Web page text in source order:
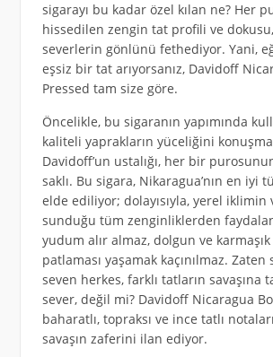
sigarayı bu kadar özel kılan ne? Her
hissedilen zengin tat profili ve
severlerin gönlünü fethediyor. Yani,
eşsiz bir tat arıyorsanız, Davidoff
Pressed tam size göre.
Öncelikle, bu sigaranın yapımında
kaliteli yaprakların yüceliğini
Davidoff’un ustalığı, her bir
saklı. Bu sigara, Nikaragua’nın en iyi
elde ediliyor; dolayısıyla, yerel iklimin
sunduğu tüm zenginliklerden
yudum alır almaz, dolgun ve
patlaması yaşamak kaçınılmaz.
seven herkes, farklı tatların savaşına
sever, değil mi? Davidoff Nicaragua
baharatlı, topraksı ve ince tatlı
savaşın zaferini ilan ediyor.